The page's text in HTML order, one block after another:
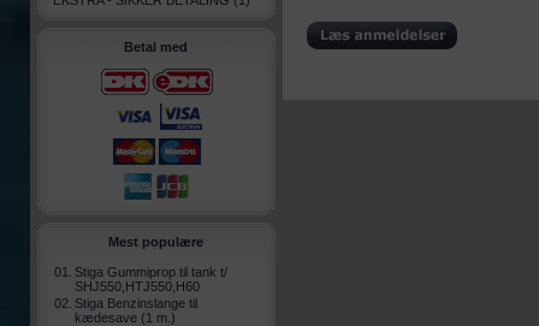
Betal med
Mest populære
01.
Stiga Gummiprop til tank t/
SHJ550,HTJ550,H60
02. Stiga Benzinslange til
kædesave (1 m.)